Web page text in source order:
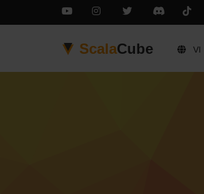
ScalaCube VI